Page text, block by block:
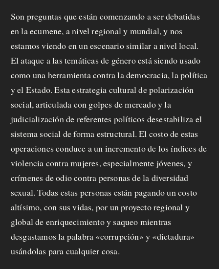
Son preguntas que están comenzando a ser debatidas
en la ecumene, a nivel regional y mundial, y nos
estamos viendo en un escenario similar a nivel local.
El ataque a las temáticas de género está siendo usado
como una herramienta contra la democracia, la política
y el Estado. Esta estrategia cultural de polarización
social, articulada con golpes de mercado y la
judicialización de referentes políticos desestabiliza el
sistema social de forma estructural. El costo de estas
operaciones conduce a un incremento de los índices de
violencia contra mujeres, especialmente jóvenes, y
crímenes de odio contra personas de la diversidad
sexual. Todas estas personas están pagando un costo
altísimo, con sus vidas, por un proyecto regional y
global de enriquecimiento y saqueo mientras
desgastamos la palabra «corrupción» y «dictadura»
usándolas para cualquier cosa.